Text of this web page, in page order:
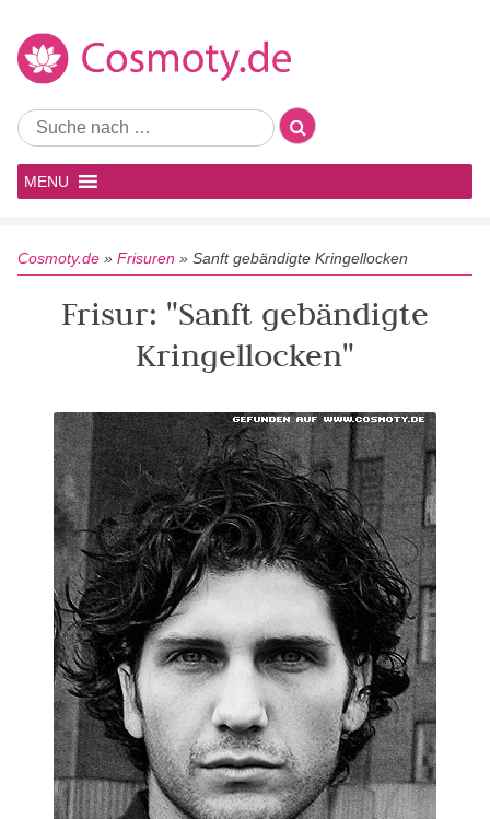
MENU
Cosmoty.de » Frisuren » Sanft gebändigte Kringellocken
Frisur: "Sanft gebändigte
Kringellocken"